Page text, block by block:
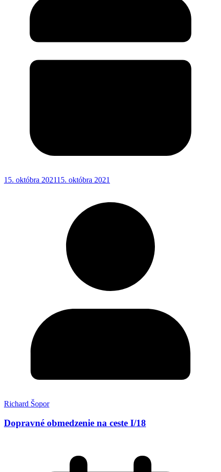
15. októbra 202115. októbra 2021
Richard Šopor
Dopravné obmedzenie na ceste I/18